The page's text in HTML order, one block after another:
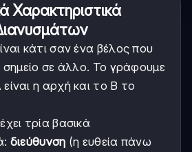
Χαρακτηριστικά
κάτι σαν ένα βέλος που
σημείο σε άλλο. Το γράφουμε
η αρχή και το Β το
τρία βασικά
διεύθυνση (η ευθεία πάνω